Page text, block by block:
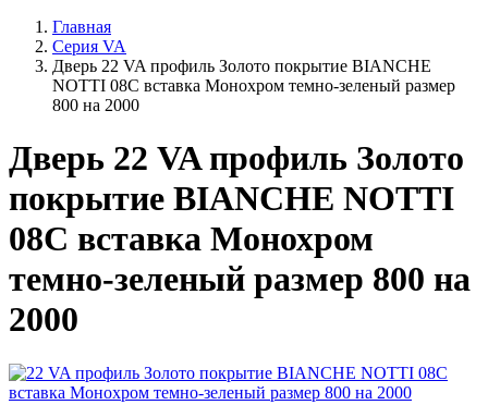
Главная
Серия VA
Дверь 22 VA профиль Золото покрытие BIANCHE
NOTTI 08C вставка Монохром темно-зеленый размер
800 на 2000
Дверь 22 VA профиль Золото
покрытие BIANCHE NOTTI
08C вставка Монохром
темно-зеленый размер 800 на
2000